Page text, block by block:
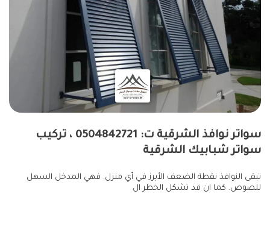
سواتر نوافذ الشرقية ت: 0504842721 ، تركيب
سواتر شبابيك الشرقية
تبقى النوافذ نقطة الضعف الأبرز في أي منزل. فهي المدخل السهل
للصوص. كما ان قد تشكل الخطر ال